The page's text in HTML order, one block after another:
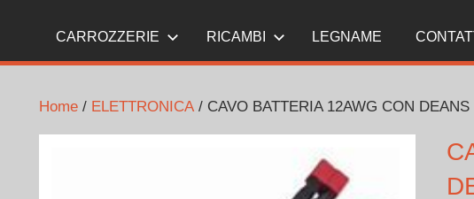
CARROZZERIE RICAMBI LEGNAME
Home / ELETTRONICA / CAVO BATTERIA 12AWG CON